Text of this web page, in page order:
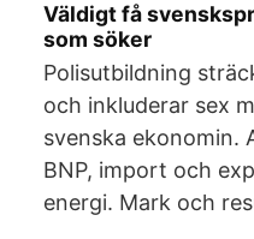
Väldigt få
som söker
Polisutbildning
och inkluderar sex
svenska ekonomin.
BNP, import och
energi. Mark och